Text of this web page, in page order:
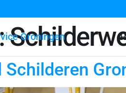
Groningen
Schilderen